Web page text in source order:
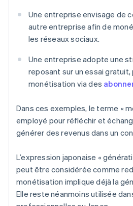
Une entreprise envisage de
autre entreprise afin de
les réseaux sociaux.
Une entreprise adopte une
reposant sur un essai gratuit,
monétisation via des
Dans ces exemples, le terme «
employé pour réfléchir et
générer des revenus dans un
L’expression japonaise «
peut être considérée comme
monétisation implique déjà la
Elle reste néanmoins utilisée